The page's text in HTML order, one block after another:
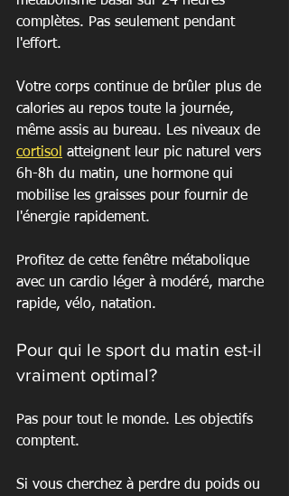
complètes. Pas seulement pendant
l'effort.
Votre corps continue de brûler plus de
calories au repos toute la journée,
même assis au bureau. Les niveaux de
cortisol atteignent leur pic naturel vers
6h-8h du matin, une hormone qui
mobilise les graisses pour fournir de
l'énergie rapidement.
Profitez de cette fenêtre métabolique
avec un cardio léger à modéré, marche
rapide, vélo, natation.
Pour qui le sport du matin est-il
vraiment optimal?
Pas pour tout le monde. Les objectifs
comptent.
Si vous cherchez à perdre du poids ou